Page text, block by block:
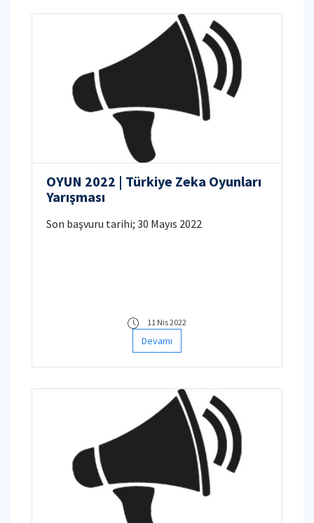
OYUN 2022 | Türkiye Zeka Oyunları
Yarışması
Son başvuru tarihi; 30 Mayıs 2022
11 Nis 2022
Devamı